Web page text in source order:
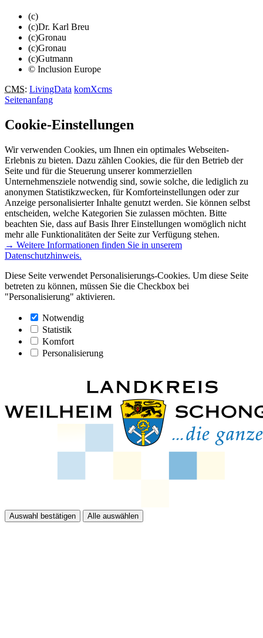
(c)
(c)Dr. Karl Breu
(c)Gronau
(c)Gronau
(c)Gutmann
© Inclusion Europe
CMS: LivingData komXcms
Seitenanfang
Cookie-Einstellungen
Wir verwenden Cookies, um Ihnen ein optimales Webseiten-
Erlebnis zu bieten. Dazu zählen Cookies, die für den Betrieb der
Seite und für die Steuerung unserer kommerziellen
Unternehmensziele notwendig sind, sowie solche, die lediglich zu
anonymen Statistikzwecken, für Komforteinstellungen oder zur
Anzeige personalisierter Inhalte genutzt werden. Sie können selbst
entscheiden, welche Kategorien Sie zulassen möchten. Bitte
beachten Sie, dass auf Basis Ihrer Einstellungen womöglich nicht
mehr alle Funktionalitäten der Seite zur Verfügung stehen.
→ Weitere Informationen finden Sie in unserem
Datenschutzhinweis.
Diese Seite verwendet Personalisierungs-Cookies. Um diese Seite
betreten zu können, müssen Sie die Checkbox bei
"Personalisierung" aktivieren.
Notwendig
Statistik
Komfort
Personalisierung
Auswahl bestätigen Alle auswählen